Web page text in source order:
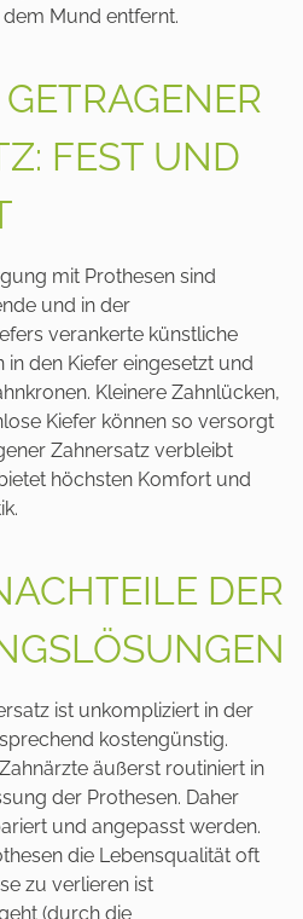
Mund entfernt.
FEST UND
mit Prothesen sind
und in der
verankerte künstliche
den Kiefer eingesetzt und
Kleinere Zahnlücken,
Kiefer können so versorgt
Zahnersatz verbleibt
höchsten Komfort und
DER
ist unkompliziert in der
kostengünstig.
äußerst routiniert in
der Prothesen. Daher
und angepasst werden.
die Lebensqualität oft
zu verlieren ist
(durch die